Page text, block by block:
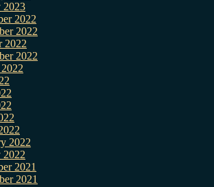
2023
2022
2022
2022
2022
2022
2022
2021
2021